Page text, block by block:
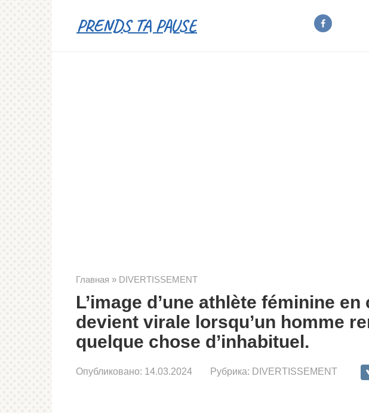
PRENDS TA PAUSE
Главная » DIVERTISSEMENT
L’image d’une athlète féminine
devient virale lorsqu’un homme
quelque chose d’inhabituel.
Опубликовано: 14.03.2024 Рубрика: DIVERTISSEMENT